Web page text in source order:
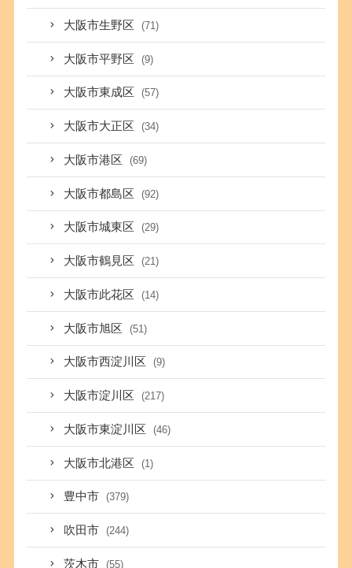
大阪市生野区 (71)
大阪市平野区 (9)
大阪市東成区 (57)
大阪市大正区 (34)
大阪市港区 (69)
大阪市都島区 (92)
大阪市城東区 (29)
大阪市鶴見区 (21)
大阪市此花区 (14)
大阪市旭区 (51)
大阪市西淀川区 (9)
大阪市淀川区 (217)
大阪市東淀川区 (46)
大阪市北港区 (1)
豊中市 (379)
吹田市 (244)
茨木市 (55)